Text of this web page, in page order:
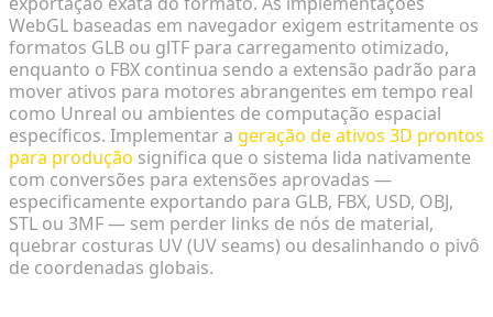
WebGL baseadas em navegador exigem estritamente os
formatos GLB ou glTF para carregamento otimizado,
enquanto o FBX continua sendo a extensão padrão para
mover ativos para motores abrangentes em tempo real
como Unreal ou ambientes de computação espacial
específicos. Implementar a geração de ativos 3D prontos
para produção significa que o sistema lida nativamente
com conversões para extensões aprovadas —
especificamente exportando para GLB, FBX, USD, OBJ,
STL ou 3MF — sem perder links de nós de material,
quebrar costuras UV (UV seams) ou desalinhando o pivô
de coordenadas globais.